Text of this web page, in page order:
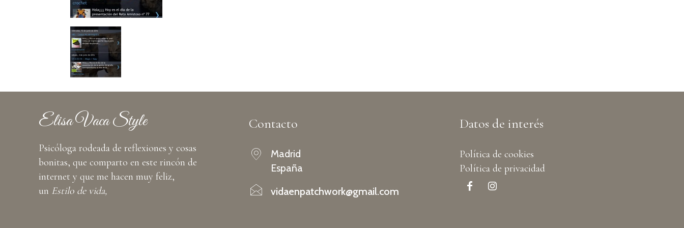
Elisa Vaca Style
Psicóloga rodeada de reflexiones y cosas
bonitas, que comparto en este rincón de
internet y que me hacen muy feliz,
un Estilo de vida,
Contacto
Madrid
España
vidaenpatchwork@gmail.com
Datos de interés
Política de cookies
Política de privacidad